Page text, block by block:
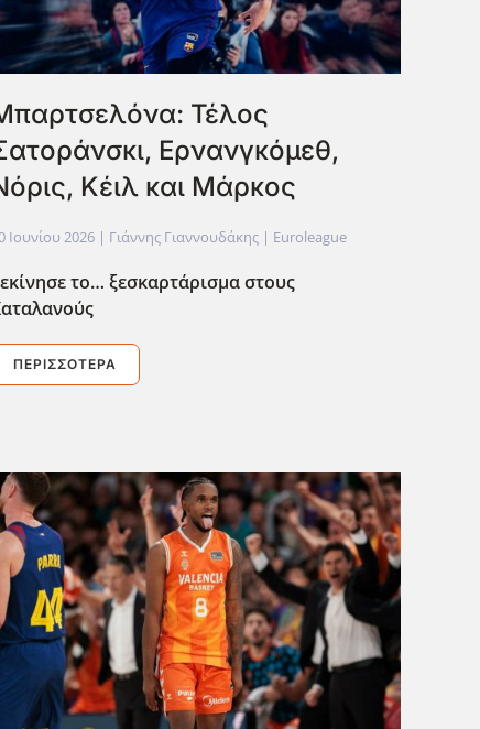
Τέλος
Ερνανγκόμεθ,
Κέιλ και Μάρκος
Ιουνίου 2026| Γιάννης Γιαννουδάκης | Euroleague
το… ξεσκαρτάρισμα στους
ΠΕΡΙΣΣΌΤΕΡΑ